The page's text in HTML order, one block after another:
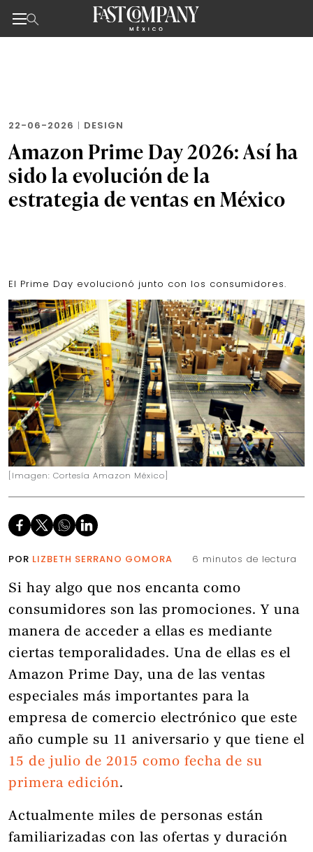
22-06-2026 | DESIGN
Amazon Prime Day 2026: Así ha
sido la evolución de la
estrategia de ventas en México
El Prime Day evolucionó junto con los consumidores.
[Imagen: Cortesía Amazon México]
POR LIZBETH SERRANO GOMORA 6 minutos de lectura
Si hay algo que nos encanta como
consumidores son las promociones. Y una
manera de acceder a ellas es mediante
ciertas temporalidades. Una de ellas es el
Amazon Prime Day, una de las ventas
especiales más importantes para la
empresa de comercio electrónico que este
año cumple su 11 aniversario y que tiene el
15 de julio de 2015 como fecha de su
primera edición.
Actualmente miles de personas están
familiarizadas con las ofertas y duración